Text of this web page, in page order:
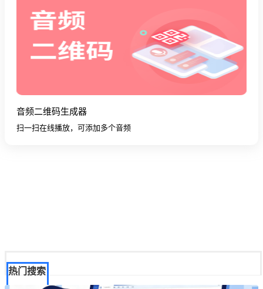
音频二维码生成器
扫一扫在线播放，可添加多个音频
热门搜索